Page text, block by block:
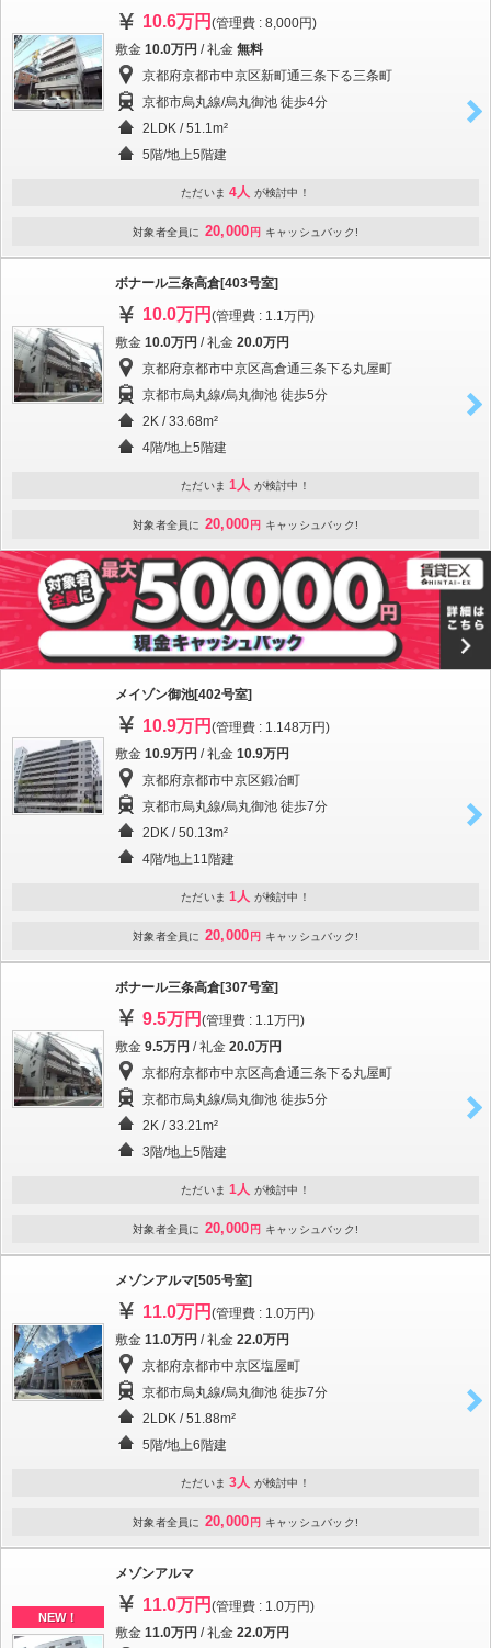
10.6万円 (管理費 : 8,000円)
敷金 10.0万円 / 礼金 無料
京都府京都市中京区新町通三条下る三条町
京都市烏丸線/烏丸御池 徒歩4分
2LDK / 51.1m²
5階/地上5階建
ただいま 4人 が検討中！
対象者全員に 20,000 円 キャッシュバック!
ボナール三条高倉[403号室]
10.0万円 (管理費 : 1.1万円)
敷金 10.0万円 / 礼金 20.0万円
京都府京都市中京区高倉通三条下る丸屋町
京都市烏丸線/烏丸御池 徒歩5分
2K / 33.68m²
4階/地上5階建
ただいま 1人 が検討中！
対象者全員に 20,000 円 キャッシュバック!
メイゾン御池[402号室]
10.9万円 (管理費 : 1.148万円)
敷金 10.9万円 / 礼金 10.9万円
京都府京都市中京区鍛冶町
京都市烏丸線/烏丸御池 徒歩7分
2DK / 50.13m²
4階/地上11階建
ただいま 1人 が検討中！
対象者全員に 20,000 円 キャッシュバック!
ボナール三条高倉[307号室]
9.5万円 (管理費 : 1.1万円)
敷金 9.5万円 / 礼金 20.0万円
京都府京都市中京区高倉通三条下る丸屋町
京都市烏丸線/烏丸御池 徒歩5分
2K / 33.21m²
3階/地上5階建
ただいま 1人 が検討中！
対象者全員に 20,000 円 キャッシュバック!
メゾンアルマ[505号室]
11.0万円 (管理費 : 1.0万円)
敷金 11.0万円 / 礼金 22.0万円
京都府京都市中京区塩屋町
京都市烏丸線/烏丸御池 徒歩7分
2LDK / 51.88m²
5階/地上6階建
ただいま 3人 が検討中！
対象者全員に 20,000 円 キャッシュバック!
NEW！
メゾンアルマ
11.0万円 (管理費 : 1.0万円)
敷金 11.0万円 / 礼金 22.0万円